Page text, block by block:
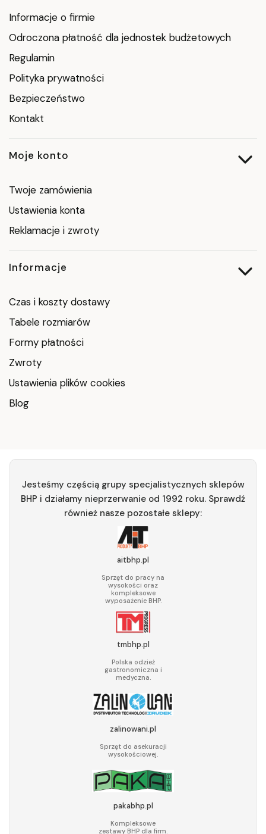
Informacje o firmie
Odroczona płatność dla jednostek budżetowych
Regulamin
Polityka prywatności
Bezpieczeństwo
Kontakt
Moje konto
Twoje zamówienia
Ustawienia konta
Reklamacje i zwroty
Informacje
Czas i koszty dostawy
Tabele rozmiarów
Formy płatności
Zwroty
Ustawienia plików cookies
Blog
Jesteśmy częścią grupy specjalistycznych sklepów
BHP i działamy nieprzerwanie od 1992 roku. Sprawdź
również nasze pozostałe sklepy:
aitbhp.pl
Sprzęt do pracy na
wysokości oraz
kompleksowe
wyposażenie BHP.
tmbhp.pl
Polska odzież
gastronomiczna i
medyczna.
zalinowani.pl
Sprzęt do asekuracji
wysokościowej.
pakabhp.pl
Kompleksowe
zestawy BHP dla firm.